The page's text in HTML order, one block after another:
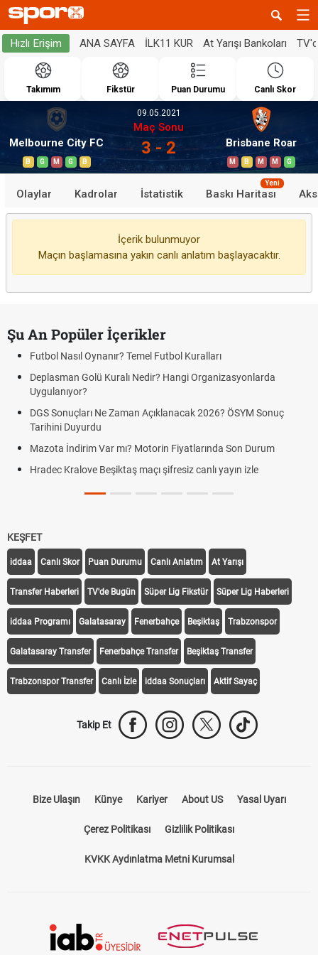
Hızlı Erişim ANA SAYFA İLK11 KUR At Yarışı Bankoları
Takımım Fikstür Puan Durumu Canlı Skor
Melbourne City FC
B G M G B
09.05.2021
Maç Sonu
3 - 2 Brisbane Roar
M B M M G
Olaylar Kadrolar İstatistik Baskı Haritası
Yeni
İçerik bulunmuyor
Maçın başlamasına yakın canlı anlatım başlayacaktır.
Şu An Popüler İçerikler
Futbol Nasıl Oynanır? Temel Futbol Kuralları
Deplasman Golü Kuralı Nedir? Hangi Organizasyonlarda
Uygulanıyor?
DGS Sonuçları Ne Zaman Açıklanacak 2026? ÖSYM Sonuç
Tarihini Duyurdu
Mazota İndirim Var mı? Motorin Fiyatlarında Son Durum
Hradec Kralove Beşiktaş maçı şifresiz canlı yayın izle
KEŞFET
iddaa Canlı Skor Puan Durumu Canlı Anlatım At Yarışı
Transfer Haberleri TV'de Bugün Süper Lig Fikstür Süper Lig Haberleri
iddaa Programı Galatasaray Fenerbahçe Beşiktaş Trabzonspor
Galatasaray Transfer Fenerbahçe Transfer Beşiktaş Transfer
Trabzonspor Transfer Canlı İzle iddaa Sonuçları Aktif Sayaç
Takip Et
Bize Ulaşın Künye Kariyer About US Yasal Uyarı
Çerez Politikası Gizlilik Politikası
KVKK Aydınlatma Metni Kurumsal